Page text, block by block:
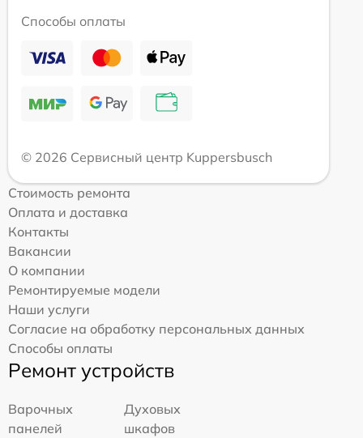
Способы оплаты
© 2026 Сервисный центр Kuppersbusch
Стоимость ремонта
Оплата и доставка
Контакты
Вакансии
О компании
Ремонтируемые модели
Наши услуги
Согласие на обработку персональных данных
Способы оплаты
Ремонт устройств
Варочных
панелей
Духовых
шкафов